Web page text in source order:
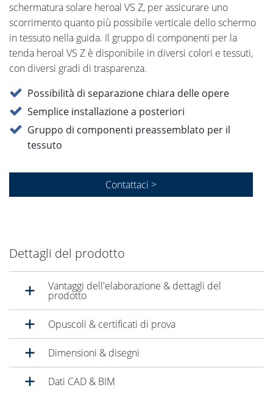
schermatura solare heroal VS Z, per assicurare uno
scorrimento quanto più possibile verticale dello schermo
in tessuto nella guida. Il gruppo di componenti per la
tenda heroal VS Z è disponibile in diversi colori e tessuti,
con diversi gradi di trasparenza.
Possibilità di separazione chiara delle opere
Semplice installazione a posteriori
Gruppo di componenti preassemblato per il
tessuto
Contattaci >
Dettagli del prodotto
Vantaggi dell'elaborazione & dettagli del
prodotto
Opuscoli & certificati di prova
Dimensioni & disegni
Dati CAD & BIM